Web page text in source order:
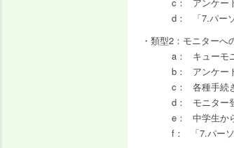
「7.パ
類型2：モニターへ
キューモ
アンケー
各種手続
モニター
中学生か
「7.パー